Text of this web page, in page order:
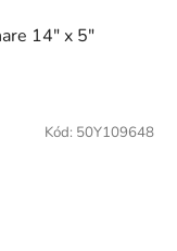
14" x 5"
Kód: 50Y109648